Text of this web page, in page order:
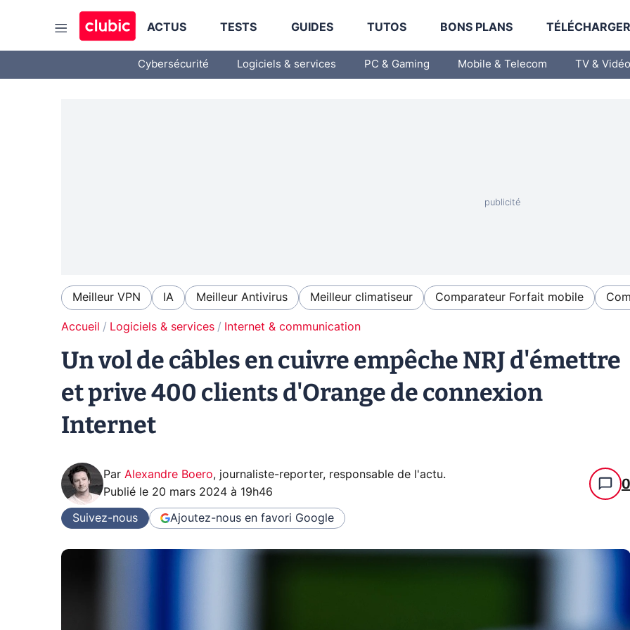
ACTUS TESTS GUIDES TUTOS BONS PLANS
Cybersécurité Logiciels & services PC & Gaming Mobile & Telecom TV & Vidéo
Meilleur VPN IA Meilleur Antivirus Meilleur climatiseur Comparateur Forfait mobile
Accueil Logiciels & services Internet & communication
Un vol de câbles en cuivre empêche NRJ d'émettre
et prive 400 clients d'Orange de connexion
Internet
Par Alexandre Boero, journaliste-reporter, responsable de l'actu.
Publié le 20 mars 2024 à 19h46 0
Suivez-nous Ajoutez-nous en favori Google